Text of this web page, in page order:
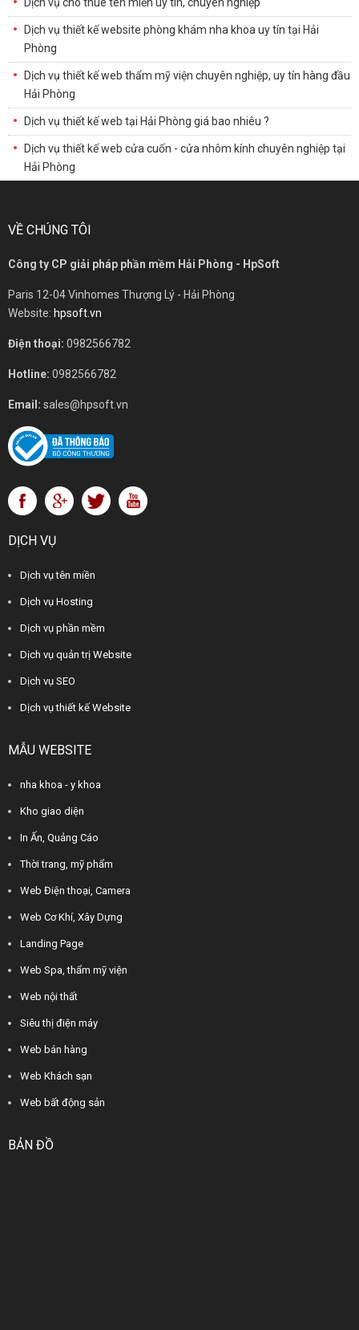
Dịch vụ thiết kế website phòng khám nha khoa uy tín tại Hải
Phòng
Dịch vụ thiết kế web thẩm mỹ viện chuyên nghiệp, uy tín hàng đầu
Hải Phòng
Dịch vụ thiết kế web tại Hải Phòng giá bao nhiêu ?
Dịch vụ thiết kế web cửa cuốn - cửa nhôm kính chuyên nghiệp tại
Hải Phòng
VỀ CHÚNG TÔI
Công ty CP giải pháp phần mềm Hải Phòng - HpSoft
Paris 12-04 Vinhomes Thượng Lý - Hải Phòng
Website: hpsoft.vn
Điện thoại: 0982566782
Hotline: 0982566782
Email: sales@hpsoft.vn
DỊCH VỤ
Dịch vụ tên miền
Dịch vụ Hosting
Dịch vụ phần mềm
Dịch vụ quản trị Website
Dịch vụ SEO
Dịch vụ thiết kế Website
MẪU WEBSITE
nha khoa - y khoa
Kho giao diện
In Ấn, Quảng Cáo
Thời trang, mỹ phẩm
Web Điện thoại, Camera
Web Cơ Khí, Xây Dựng
Landing Page
Web Spa, thẩm mỹ viện
Web nội thất
Siêu thị điện máy
Web bán hàng
Web Khách sạn
Web bất động sản
BẢN ĐỒ